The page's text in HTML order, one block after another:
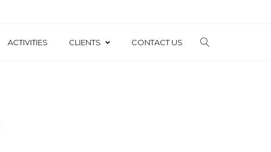
ACTIVITIES CLIENTS CONTACT US